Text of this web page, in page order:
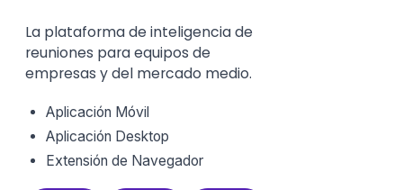
La plataforma de inteligencia de
reuniones para equipos de
empresas y del mercado medio.
Aplicación Móvil
Aplicación Desktop
Extensión de Navegador